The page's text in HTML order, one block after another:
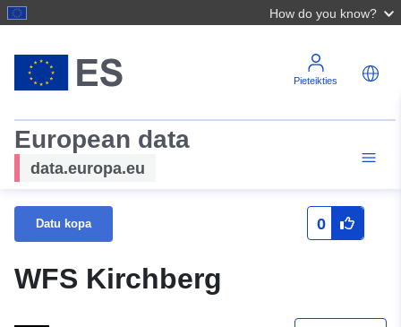
How do you know?
Pieteikties
European data
data.europa.eu
Datu kopa 0
WFS Kirchberg